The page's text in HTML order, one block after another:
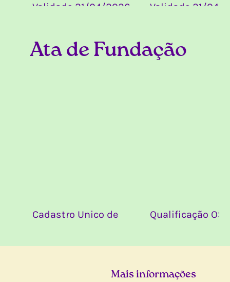
Validade 21/04/2026
Validade 21/04/
Ata de Fundação
Cadastro Unico de
do Terceito Setor -
Qualificação
Mais informações